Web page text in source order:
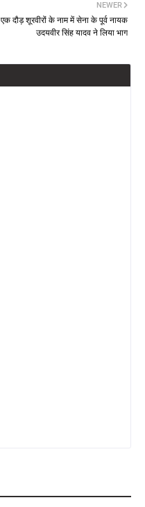
NEWER
एक दौड़ शूरवीरों के नाम में सेना के पूर्व नायक
उदयवीर सिंह यादव ने लिया भाग